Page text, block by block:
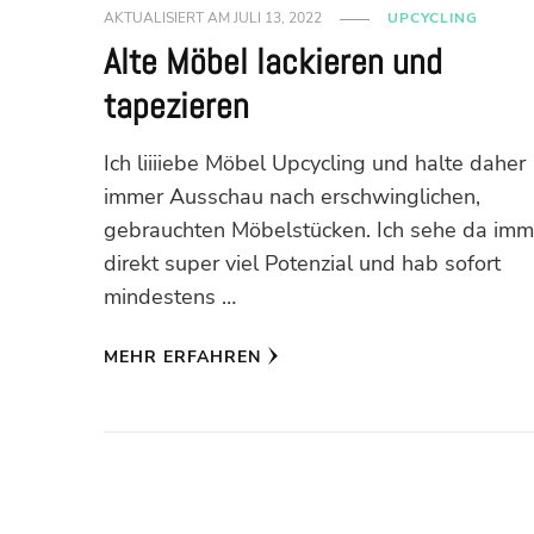
AKTUALISIERT AMJULI 13, 2022 UPCYCLING
Alte Möbel lackieren und
tapezieren
Ich liiiiebe Möbel Upcycling und halte daher
immer Ausschau nach erschwinglichen,
gebrauchten Möbelstücken. Ich sehe da
direkt super viel Potenzial und hab sofort
mindestens …
MEHR ERFAHREN